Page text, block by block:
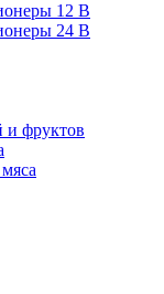
12 В
24 В
и фруктов